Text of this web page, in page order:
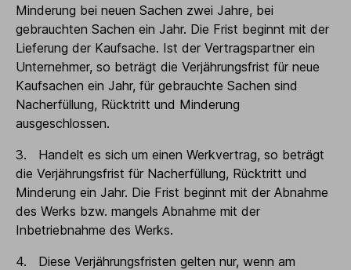
Minderung bei neuen Sachen zwei Jahre, bei
gebrauchten Sachen ein Jahr. Die Frist beginnt mit der
Lieferung der Kaufsache. Ist der Vertragspartner ein
Unternehmer, so beträgt die Verjährungsfrist für neue
Kaufsachen ein Jahr, für gebrauchte Sachen sind
Nacherfüllung, Rücktritt und Minderung
ausgeschlossen.
3. Handelt es sich um einen Werkvertrag, so beträgt
die Verjährungsfrist für Nacherfüllung, Rücktritt und
Minderung ein Jahr. Die Frist beginnt mit der Abnahme
des Werks bzw. mangels Abnahme mit der
Inbetriebnahme des Werks.
4. Diese Verjährungsfristen gelten nur, wenn am